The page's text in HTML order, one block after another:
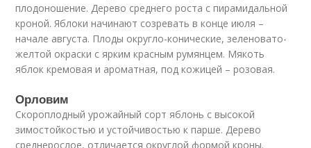
плодоношение. Дерево среднего роста с пирамидальной
кроной. Яблоки начинают созревать в конце июля –
начале августа. Плоды округло-конические, зеленовато-
желтой окраски с ярким красным румянцем. Мякоть
яблок кремовая и ароматная, под кожицей – розовая.
Орловим
Скороплодный урожайный сорт яблонь с высокой
зимостойкостью и устойчивостью к парше. Дерево
среднерослое, отличается округлой формой кроны.